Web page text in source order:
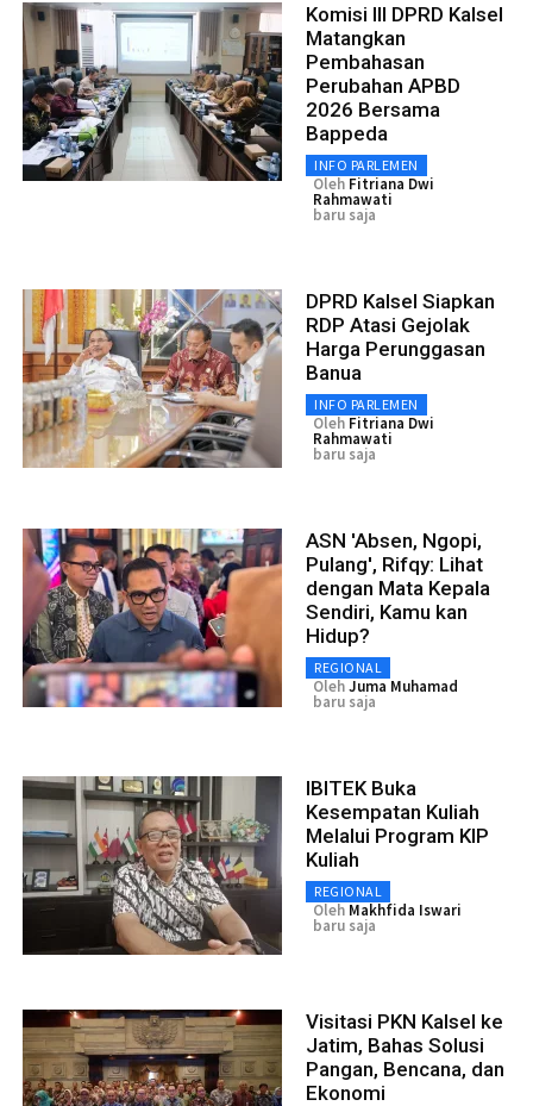
Komisi III DPRD Kalsel
Matangkan
Pembahasan
Perubahan APBD
2026 Bersama
Bappeda
INFO PARLEMEN
Oleh Fitriana Dwi
Rahmawati
baru saja
DPRD Kalsel Siapkan
RDP Atasi Gejolak
Harga Perunggasan
Banua
INFO PARLEMEN
Oleh Fitriana Dwi
Rahmawati
baru saja
ASN 'Absen, Ngopi,
Pulang', Rifqy: Lihat
dengan Mata Kepala
Sendiri, Kamu kan
Hidup?
REGIONAL
OlehJuma Muhamad
baru saja
IBITEK Buka
Kesempatan Kuliah
Melalui Program KIP
Kuliah
REGIONAL
Oleh Makhfida Iswari
baru saja
Visitasi PKN Kalsel ke
Jatim, Bahas Solusi
Pangan, Bencana, dan
Ekonomi